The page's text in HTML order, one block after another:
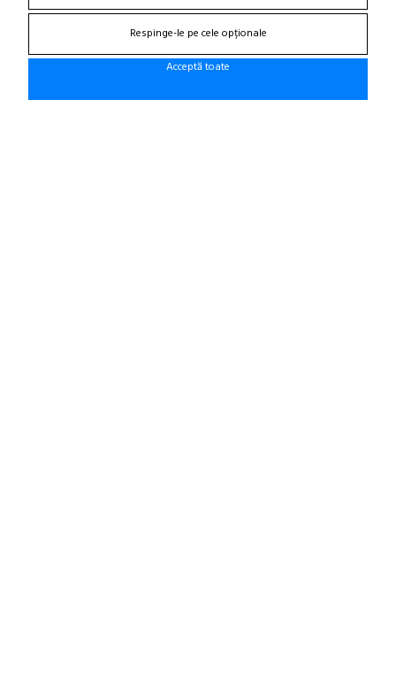
Respinge-le pe cele opționale
Acceptă toate
Contacteaza-ne
Craiova, Str. Calea Bucuresti, Bl A4, parter
(zona semafoare Institut)